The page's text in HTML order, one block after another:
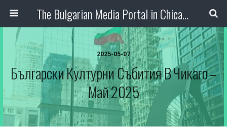
The Bulgarian Media Portal in Chicago
2025-05-07
Български Културни Събития В Чикаго –
Май 2025